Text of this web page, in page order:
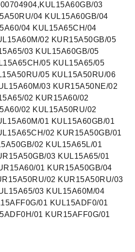
03
04 KUL15A60GB/04
04 KUL15A65CH/04
02 KUR15A50GB/05
03 KUL15A60GB/05
05 KUL15A65/05
05 KUL15A50RU/06
03 KUR15A50NE/02
02 KUR15A60/02
02 KUL15A50RU/02
01 KUL15A60GB/01
02 KUR15A50GB/01
02 KUL15A65L/01
03 KUL15A65/01
01 KUR15A50GB/04
02 KUR15A50RU/03
03 KUL15A60M/04
01 KUL15ADF0/01
01 KUR15AFF0G/01